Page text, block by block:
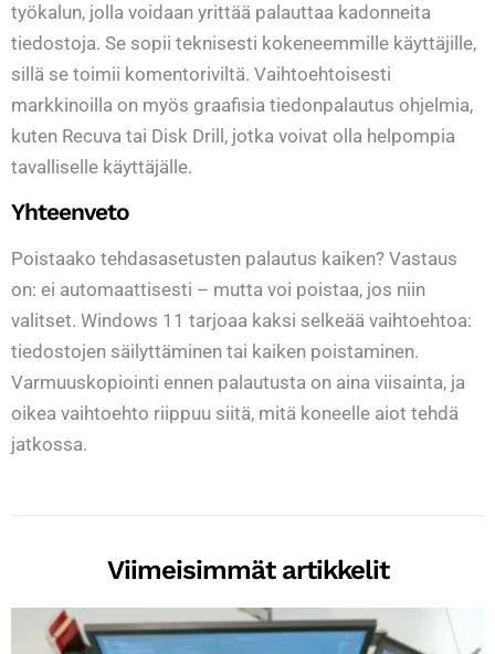
työkalun, jolla voidaan yrittää palauttaa kadonneita
tiedostoja. Se sopii teknisesti kokeneemmille käyttäjille,
sillä se toimii komentoriviltä. Vaihtoehtoisesti
markkinoilla on myös graafisia tiedonpalautus ohjelmia,
kuten Recuva tai Disk Drill, jotka voivat olla helpompia
tavalliselle käyttäjälle.
Yhteenveto
Poistaako tehdasasetusten palautus kaiken? Vastaus
on: ei automaattisesti – mutta voi poistaa, jos niin
valitset. Windows 11 tarjoaa kaksi selkeää vaihtoehtoa:
tiedostojen säilyttäminen tai kaiken poistaminen.
Varmuuskopiointi ennen palautusta on aina viisainta, ja
oikea vaihtoehto riippuu siitä, mitä koneelle aiot tehdä
jatkossa.
Viimeisimmät artikkelit